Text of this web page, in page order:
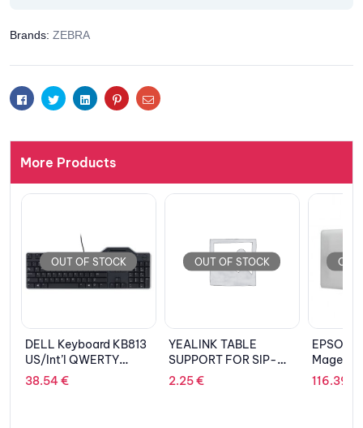
Brands: ZEBRA
FacebookTwitterLinkedinPinterestEmail
More Products
OUT OF STOCK
YEALINK TABLE
SUPPORT FOR SIP-
T46G/T46S
2.25€
OUT OF STOCK
EPSON Cartridge
Magenta C13T653300
116.39
240.36